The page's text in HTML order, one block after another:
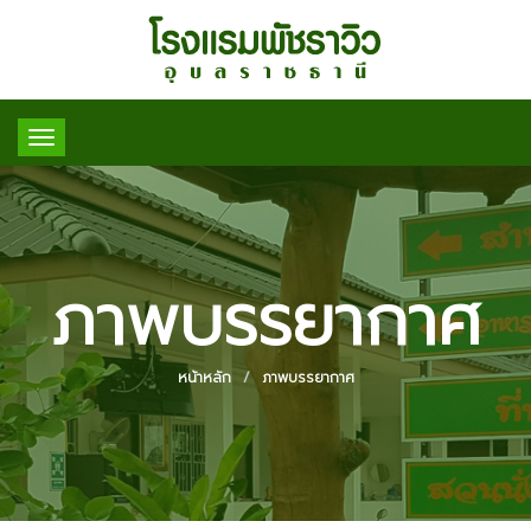
Toggle
navigation
ภาพบรรยากาศ
หน้าหลัก ภาพบรรยากาศ